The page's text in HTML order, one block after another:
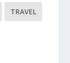
TRAVEL